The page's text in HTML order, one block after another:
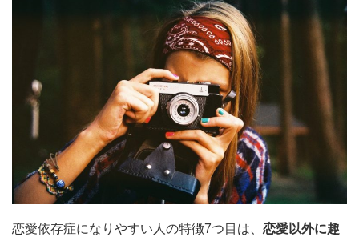
恋愛依存症になりやすい人の特徴7つ目は、 恋愛以外に趣